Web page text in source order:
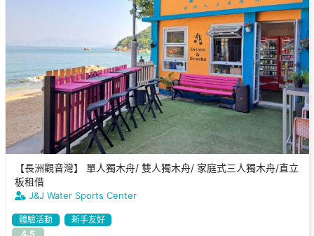
【長洲觀音灣】 單人獨木舟/ 雙人獨木舟/ 家庭式三人獨木舟/直立
板租借
J&J Water Sports Center
體驗活動
新手友好
4.5